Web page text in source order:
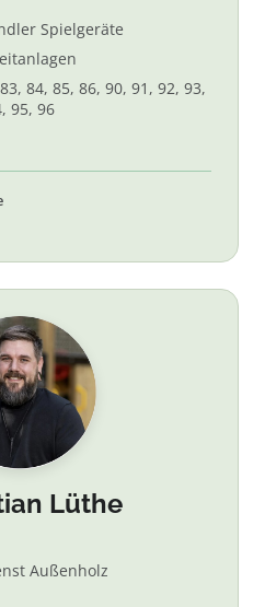
Spielgeräte
84, 85, 86, 90, 91, 92, 93,
95, 96
Lüthe
Außenholz